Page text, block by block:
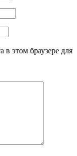
в этом браузере для